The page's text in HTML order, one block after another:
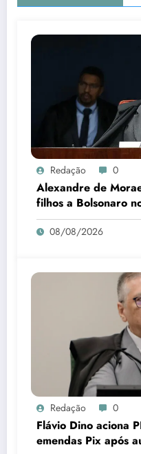
Redação 0
Alexandre de
filhos a Bolsonaro
08/08/2026
Redação 0
Flávio Dino aciona
emendas Pix após